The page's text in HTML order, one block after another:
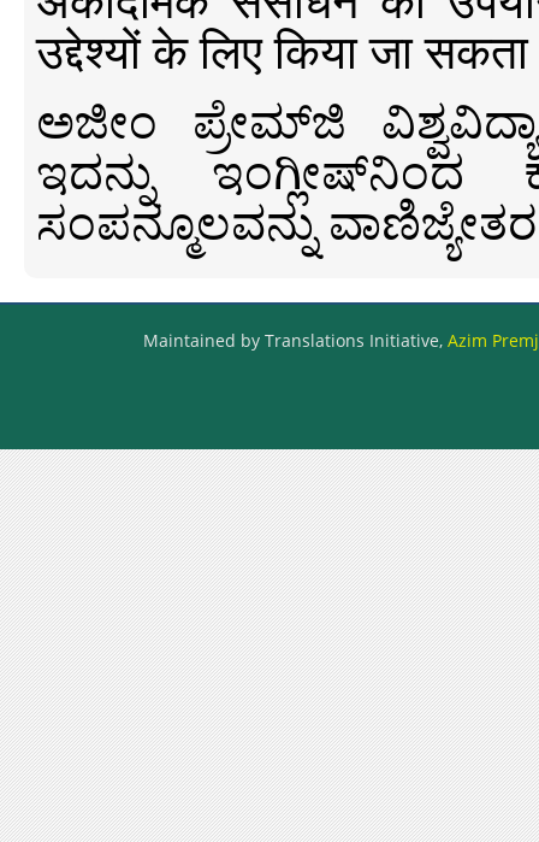
उद्देश्यों के लिए किया जा
ಅಜೀಂ ಪ್ರೇಮ್‍ಜಿ
ಇದನ್ನು ಇಂಗ್ಲೀಷ್‍ನಿಂದ
ಸಂಪನ್ಮೂಲವನ್ನು
Maintained by Translations Initiative, Azim